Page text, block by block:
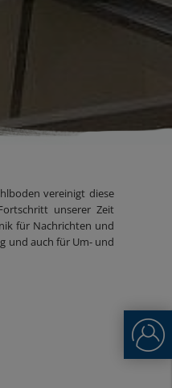
vereinigt diese
unserer Zeit
für Nachrichten und
und auch für Um- und